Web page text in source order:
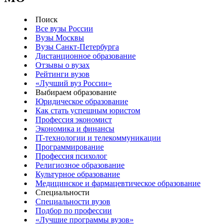
Поиск
Все вузы России
Вузы Москвы
Вузы Санкт-Петербурга
Дистанционное образование
Отзывы о вузах
Рейтинги вузов
«Лучший вуз России»
Выбираем образование
Юридическое образование
Как стать успешным юристом
Профессия экономист
Экономика и финансы
IT-технологии и телекоммуникации
Программирование
Профессия психолог
Религиозное образование
Культурное образование
Медицинское и фармацевтическое образование
Специальности
Специальности вузов
Подбор по профессии
«Лучшие программы вузов»